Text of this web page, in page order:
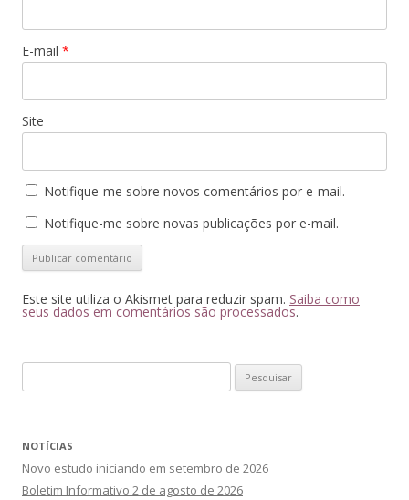
E-mail *
Site
Notifique-me sobre novos comentários por e-mail.
Notifique-me sobre novas publicações por e-mail.
Este site utiliza o Akismet para reduzir spam. Saiba como
seus dados em comentários são processados.
por:
NOTÍCIAS
Novo estudo iniciando em setembro de 2026
Boletim Informativo 2 de agosto de 2026